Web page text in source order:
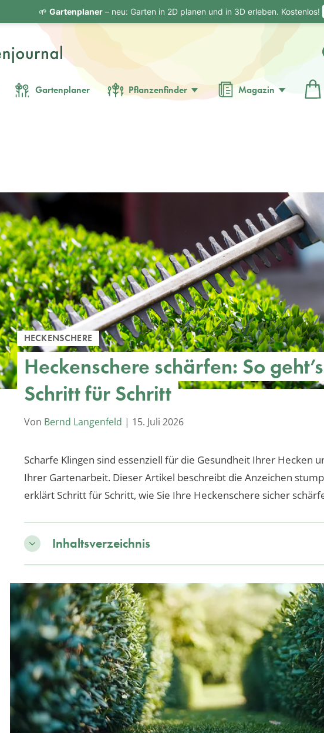
Gartenplaner Pflanzenfinder Magazin
HECKENSCHERE
Heckenschere schärfen: So geht’s
Schritt für Schritt
Von Bernd Langenfeld | 15. Juli 2026
Scharfe Klingen sind essenziell für die Gesundheit Ihrer Hecken
Ihrer Gartenarbeit. Dieser Artikel beschreibt die Anzeichen
erklärt Schritt für Schritt, wie Sie Ihre Heckenschere sicher
Inhaltsverzeichnis
🌱 Gartenplaner– neu: Garten in 2D planen und in 3D erleben. Kostenlos!